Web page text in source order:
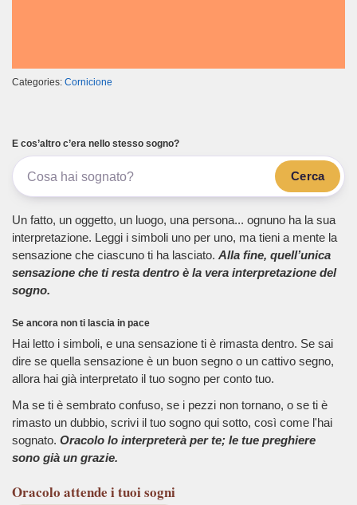
Categories: Cornicione
E cos’altro c’era nello stesso sogno?
Cerca
Un fatto, un oggetto, un luogo, una persona... ognuno ha la sua
interpretazione. Leggi i simboli uno per uno, ma tieni a mente la
sensazione che ciascuno ti ha lasciato. Alla fine, quell’unica
sensazione che ti resta dentro è la vera interpretazione del
sogno.
Se ancora non ti lascia in pace
Hai letto i simboli, e una sensazione ti è rimasta dentro. Se sai
dire se quella sensazione è un buon segno o un cattivo segno,
allora hai già interpretato il tuo sogno per conto tuo.
Ma se ti è sembrato confuso, se i pezzi non tornano, o se ti è
rimasto un dubbio, scrivi il tuo sogno qui sotto, così come l'hai
sognato. Oracolo lo interpreterà per te; le tue preghiere
sono già un grazie.
Oracolo attende i tuoi sogni